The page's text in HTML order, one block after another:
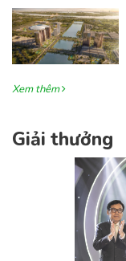
Xem thêm
Giải thưởng